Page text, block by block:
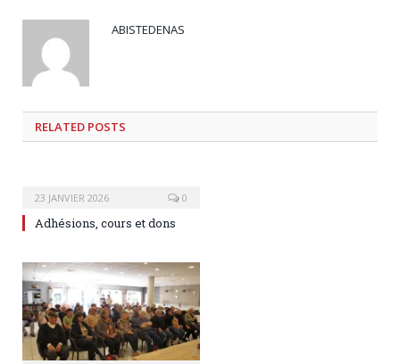
ABISTEDENAS
RELATED POSTS
23 JANVIER 2026 0
Adhésions, cours et dons